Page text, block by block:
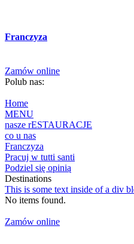
Franczyza
Zamów online
Polub nas:
Home
MENU
nasze rESTAURACJE
co u nas
Franczyza
Pracuj w tutti santi
Podziel się opinią
Destinations
This is some text inside of a div
No items found.
Zamów online